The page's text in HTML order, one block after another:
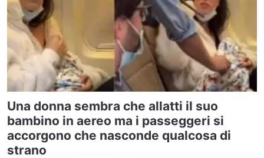
Una donna sembra che allatti il suo
bambino in aereo ma i passeggeri si
accorgono che nasconde qualcosa di
strano